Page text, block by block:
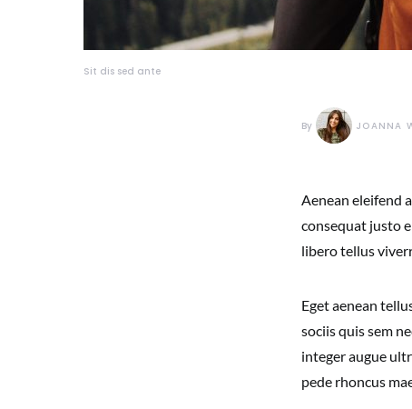
Sit dis sed ante
By JOANNA
Aenean eleifend
consequat justo
libero tellus
Eget aenean
sociis quis sem
integer augue
pede rhoncus